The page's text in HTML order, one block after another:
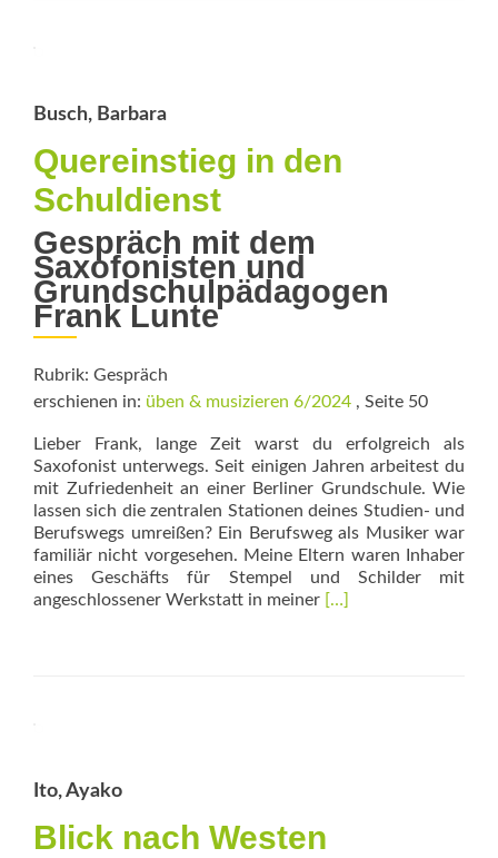
Busch, Barbara
Quereinstieg in den
Schuldienst
Gespräch mit dem
Saxofonisten und
Grundschulpädagogen
Frank Lunte
Rubrik: Gespräch
erschienen in: üben & musizieren 6/2024 , Seite 50
Lieber Frank, lange Zeit warst du erfolgreich als
Saxofonist unterwegs. Seit einigen Jahren arbeitest du
mit Zufriedenheit an einer Berliner Grundschule. Wie
lassen sich die zentralen Stationen deines Studien- und
Berufswegs umreißen? Ein Berufsweg als Musiker war
familiär nicht vorgesehen. Meine Eltern waren Inhaber
eines Geschäfts für Stempel und Schilder mit
angeschlossener Werkstatt in meiner Read
[…]
Ito, Ayako
Blick nach Westen